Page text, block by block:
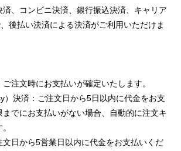
済、コンビニ決済、銀行振込決済、キャリア
後払い決済による決済がご利用いただけま
注文時にお支払いが確定いたします。
）決済：ご注文日から5日以内に代金をお支
でにお支払いがない場合、自動的に注文キ
日から5営業日以内に代金をお支払いくだ